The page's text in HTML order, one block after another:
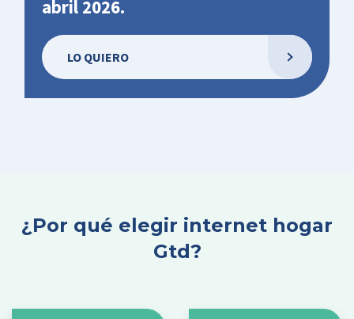
abril 2026.
LO QUIERO
¿Por qué elegir internet hogar
Gtd?